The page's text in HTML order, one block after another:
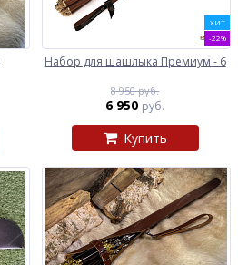
ХИТ
-22%
Набор для шашлыка Премиум - 6
8 950 руб.
6 950 руб.
Купить